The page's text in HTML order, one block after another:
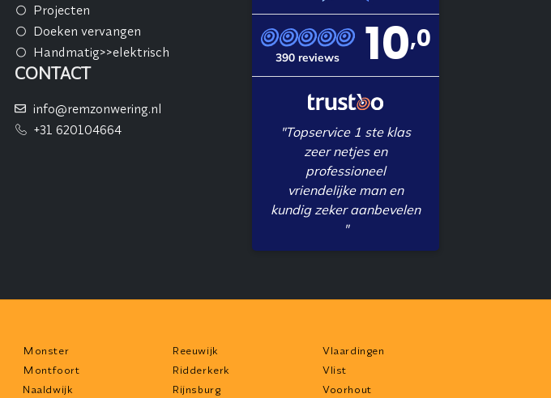
Projecten
Doeken vervangen
Handmatig>>elektrisch
CONTACT
info@remzonwering.nl
+31 620104664
390 reviews 10,0
"Topservice 1 ste klas
zeer netjes en
professioneel
vriendelijke man en
kundig zeker aanbevelen
"
Monster
Montfoort
Naaldwijk
Reeuwijk
Ridderkerk
Rijnsburg
Vlaardingen
Vlist
Voorhout